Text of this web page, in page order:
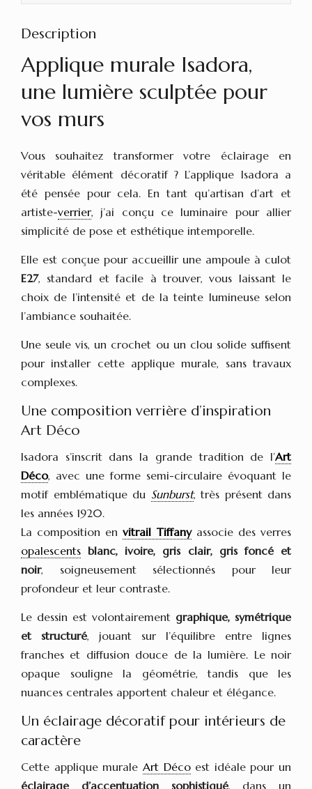
Isadora
38x38
Description
Applique murale Isadora,
une lumière sculptée pour
vos murs
Vous souhaitez transformer votre éclairage en
véritable élément décoratif ? L’applique Isadora a
été pensée pour cela. En tant qu’artisan d’art et
artiste-verrier, j’ai conçu ce luminaire pour allier
simplicité de pose et esthétique intemporelle.
Elle est conçue pour accueillir une ampoule à culot
E27, standard et facile à trouver, vous laissant le
choix de l’intensité et de la teinte lumineuse selon
l’ambiance souhaitée.
Une seule vis, un crochet ou un clou solide suffisent
pour installer cette applique murale, sans travaux
complexes.
Une composition verrière d’inspiration
Art Déco
Isadora s’inscrit dans la grande tradition de l’Art
Déco, avec une forme semi-circulaire évoquant le
motif emblématique du Sunburst, très présent dans
les années 1920.
La composition envitrail Tiffanyassocie des verres
opalescents blanc, ivoire, gris clair, gris foncé et
noir, soigneusement sélectionnés pour leur
profondeur et leur contraste.
Le dessin est volontairement graphique, symétrique
et structuré, jouant sur l’équilibre entre lignes
franches et diffusion douce de la lumière. Le noir
opaque souligne la géométrie, tandis que les
nuances centrales apportent chaleur et élégance.
Un éclairage décoratif pour intérieurs de
caractère
Cette applique murale Art Décoest idéale pour un
éclairage d’accentuation sophistiqué, dans un